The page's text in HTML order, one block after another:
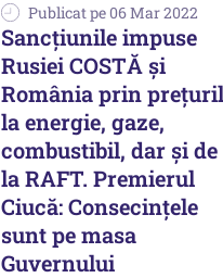
Publicat pe 06 Mar 2022
Sancțiunile impuse
Rusiei COSTĂ și
România prin
la energie, gaze,
combustibil, dar și de
la RAFT. Premierul
Ciucă: Consecințele
sunt pe masa
Guvernului